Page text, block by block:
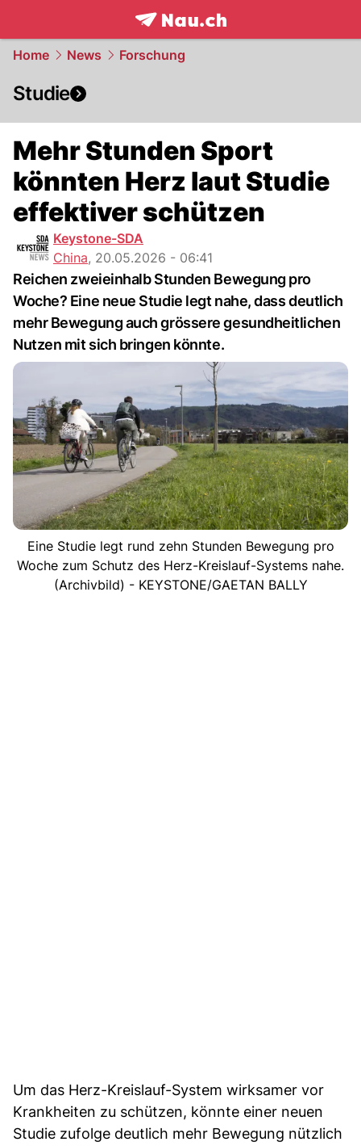
frontpage.NAU.ch
Home News Forschung
Studie
Mehr Stunden Sport
könnten Herz laut Studie
effektiver schützen
Keystone-SDA
China, 20.05.2026 - 06:41
Reichen zweieinhalb Stunden Bewegung pro
Woche? Eine neue Studie legt nahe, dass deutlich
mehr Bewegung auch grössere gesundheitlichen
Nutzen mit sich bringen könnte.
Eine Studie legt rund zehn Stunden Bewegung pro
Woche zum Schutz des Herz-Kreislauf-Systems nahe.
(Archivbild) - KEYSTONE/GAETAN BALLY
Um das Herz-Kreislauf-System wirksamer vor
Krankheiten zu schützen, könnte einer neuen
Studie zufolge deutlich mehr Bewegung nützlich